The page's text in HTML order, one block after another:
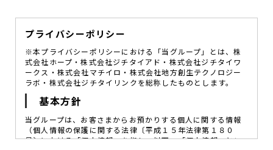
プライバシーポリシー
※本プライバシーポリシーにおける「当グループ」とは、株
式会社ホープ・株式会社ジチタイアド・株式会社ジチタイワ
ークス・株式会社マチイロ・株式会社地方創生テクノロジー
ラボ・株式会社ジチタイリンクを総称したものとします。
基本方針
当グループは、お客さまからお預かりする個人に関する情報
（個人情報の保護に関する法律〔平成１５年法律第１８０
号〕における「個人情報」を指し、以下、「個人情報」とい